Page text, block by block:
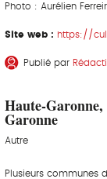
Photo : Aurélien
Site web : https://
Publié par
Haute-
Garonne
Autre
Plusieurs communes